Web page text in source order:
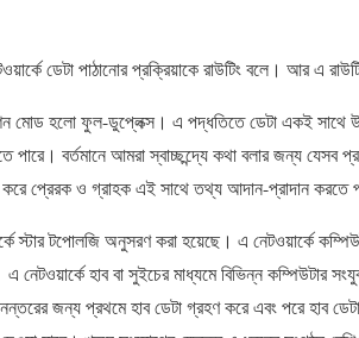
ডেটা পাঠানোর প্রক্রিয়াকে রাউটিং বলে। আর এ
মোড হলো ফুল-ডুপ্লেক্স। এ পদ্ধতিতে ডেটা একই
পারে। বর্তমানে আমরা স্বাচ্ছন্দ্যে কথা বলার জন্য
প্রেরক ও গ্রাহক এই সাথে তথ্য আদান-প্রাদান করতে
স্টার টপোলজি অনুসরণ করা হয়েছে। এ নেটওয়ার্কে
হাব বা সুইচের মাধ্যমে বিভিন্ন কম্পিউটার
জন্য প্রথমে হাব ডেটা গ্রহণ করে এবং পরে হাব